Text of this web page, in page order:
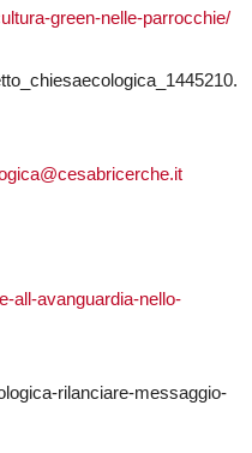
green-nelle-parrocchie/
all-avanguardia-nello-
rilanciare-messaggio-